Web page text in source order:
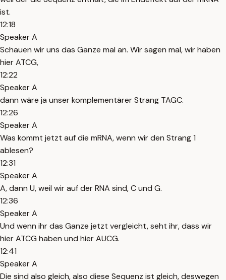
ist.
12:18
Speaker A
Schauen wir uns das Ganze mal an. Wir sagen mal, wir haben
hier ATCG,
12:22
Speaker A
dann wäre ja unser komplementärer Strang TAGC.
12:26
Speaker A
Was kommt jetzt auf die mRNA, wenn wir den Strang 1
ablesen?
12:31
Speaker A
A, dann U, weil wir auf der RNA sind, C und G.
12:36
Speaker A
Und wenn ihr das Ganze jetzt vergleicht, seht ihr, dass wir
hier ATCG haben und hier AUCG.
12:41
Speaker A
Die sind also gleich, also diese Sequenz ist gleich, deswegen